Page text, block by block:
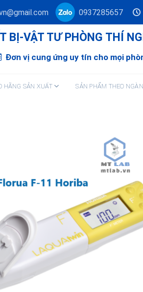
0937285657
BỊ-VẬT TƯ PHÒNG THÍ
Đơn vị cung ứng uy tín cho mọi
HÃNG SẢN XUẤT SẢN PHẨM THEO